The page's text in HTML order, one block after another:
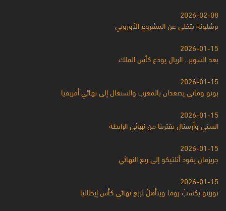
2026-02-08
برشلونة يتخلى عن المشروعِ الأوروبي
2026-01-15
بعد السوبر.. الريال يودع كأس الملك
2026-01-15
بونو وماني يصعدان بالمغرب والسنغال إلى نهائي أفريقيا
2026-01-15
الستي وأرسنال يقتربنا من نهائي الرابطة
2026-01-15
جريزمان يقود أتلتيكو إلى ربع النهائي
2026-01-15
تورينو يكسبُ روما ويتأهلُ لربع نهائي كأس إيطاليا